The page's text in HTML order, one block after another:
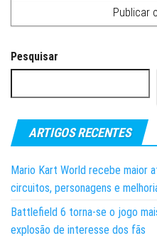
Pesquisar
ARTIGOS RECENTES
Mario Kart World recebe maior
circuitos, personagens e
Battlefield 6 torna-se o jogo
explosão de interesse dos fãs